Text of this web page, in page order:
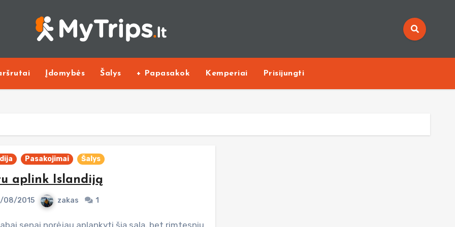
Įdomybės Šalys + Papasakok Kemperiai Prisijungti
Pasakojimai Šalys
aplink Islandiją
08/2015 zakas 1